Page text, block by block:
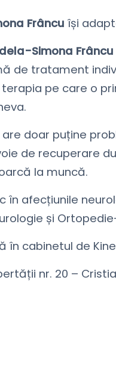
Frâncu își
Simona Frâncu
de tratament
pe care o
doar puține
de recuperare
la muncă.
afecțiunile
și
în cabinetul de
nr. 20 –